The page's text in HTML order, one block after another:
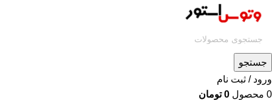
جستجو
ورود / ثبت نام
0 محصول 0 تومان